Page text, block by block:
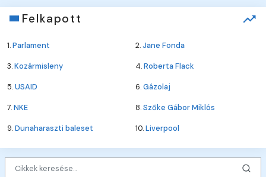
Felkapott
1.Parlament 2.Jane Fonda
3.Kozármisleny 4.Roberta Flack
5.USAID 6.Gázolaj
7.NKE 8.Szőke Gábor Miklós
9.Dunaharaszti baleset 10.Liverpool